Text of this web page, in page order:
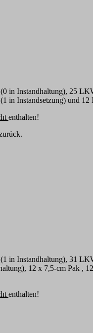
in Instandhaltung), 25
in Instandsetzung) und
enthalten!
in Instandhaltung), 31
12 x 7,5-cm Pak ,
enthalten!